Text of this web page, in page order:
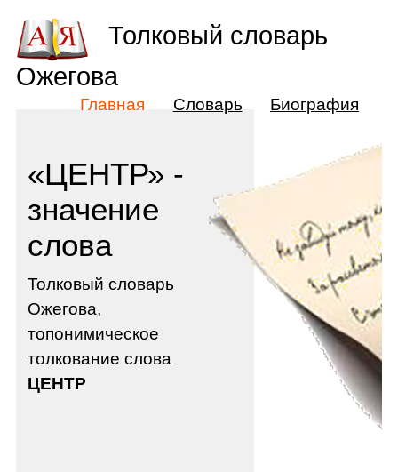
«ЦЕНТР» -
значение
слова
Толковый словарь
Ожегова,
топонимическое
толкование слова
ЦЕНТР
Толковый словарь
Ожегова
Главная Словарь Биография